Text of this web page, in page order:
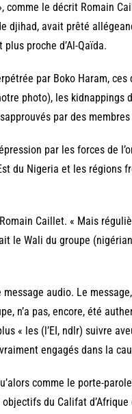
comme le décrit Romain
djihad, avait prêté
proche d’Al-Qaïda.
par Boko Haram,
photo), les kidnappings
par des
par les forces de
du Nigeria et les régions
Caillet. « Mais
le Wali du groupe
audio. Le
n’a pas, encore, été
« les (l’EI, ndlr) suivre
engagés dans la
comme le porte-
du Califat d’Afrique